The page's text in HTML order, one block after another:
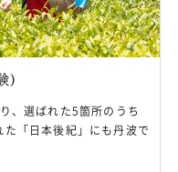
)
、選ばれた5箇所のうち
「日本後紀」にも丹波で